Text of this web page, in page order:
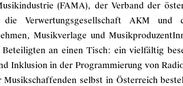
(FAMA), der Verband der
Verwertungsgesellschaft AKM und
Musikverlage und
Beteiligten an einen Tisch: ein vielfältig
Inklusion in der Programmierung von
Musikschaffenden selbst in Österreich